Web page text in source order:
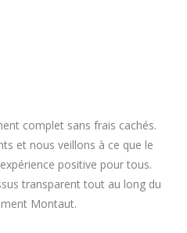
complet sans frais cachés.
et nous veillons à ce que le
positive pour tous.
transparent tout au long du
Montaut.